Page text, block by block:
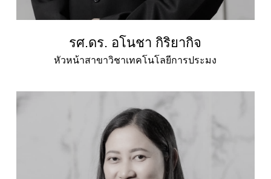
รศ.ดร. อโนชา กิริยากิจ
หัวหน้าสาขาวิชาเทคโนโลยีการประมง